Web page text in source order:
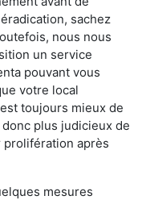
sachez
nous nous
un service
pouvant vous
votre local
toujours mieux de
plus judicieux de
après
mesures